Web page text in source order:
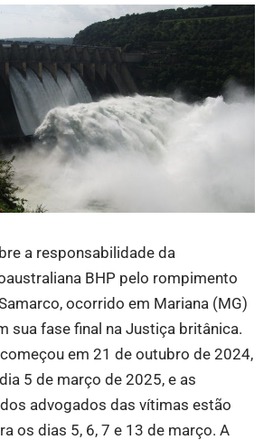
a responsabilidade da
BHP pelo rompimento
ocorrido em Mariana (MG)
sua fase final na Justiça britânica.
em 21 de outubro de 2024,
5 de março de 2025, e as
advogados das vítimas estão
os dias 5, 6, 7 e 13 de março. A